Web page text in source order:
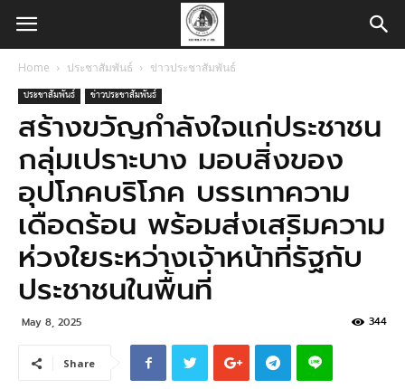
Home ประชาสัมพันธ์ ข่าวประชาสัมพันธ์
ประชาสัมพันธ์ ข่าวประชาสัมพันธ์
สร้างขวัญกำลังใจแก่ประชาชน
กลุ่มเปราะบาง มอบสิ่งของ
อุปโภคบริโภค บรรเทาความ
เดือดร้อน พร้อมส่งเสริมความ
ห่วงใยระหว่างเจ้าหน้าที่รัฐกับ
ประชาชนในพื้นที่
May 8, 2025 344
Share